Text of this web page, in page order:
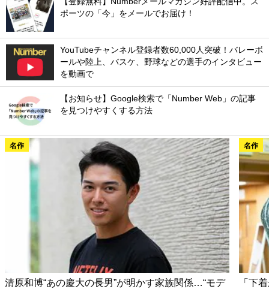
ポーツの「今」をメールでお届け！
YouTubeチャンネル登録者数60,000人突破！バレーボ
ールや陸上、バスケ、野球などの選手のインタビュー
を動画で
【お知らせ】Google検索で「Number Web」の記事
を見つけやすくする方法
名作
清原和博“あの慶大の長男”が明かす家族関係…“モデ
名作
「下